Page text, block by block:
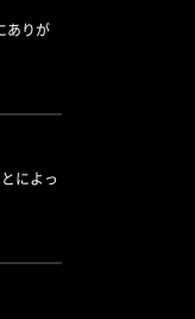
ありが
によっ